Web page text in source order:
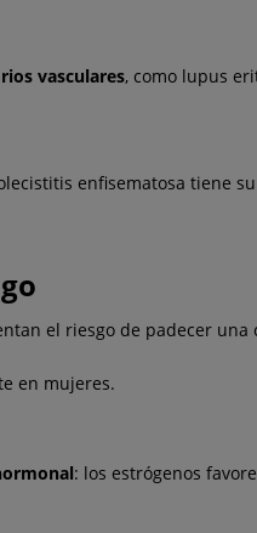
vasculares, como lupus
enfisematosa tiene
el riesgo de padecer
en mujeres.
: los estrógenos